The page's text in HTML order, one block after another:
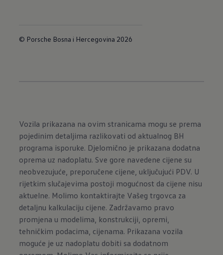
© Porsche Bosna i Hercegovina 2026
Vozila prikazana na ovim stranicama mogu se prema
pojedinim detaljima razlikovati od aktualnog BH
programa isporuke. Djelomično je prikazana dodatna
oprema uz nadoplatu. Sve gore navedene cijene su
neobvezujuće, preporučene cijene, uključujući PDV. U
rijetkim slučajevima postoji mogućnost da cijene nisu
aktuelne. Molimo kontaktirajte Vašeg trgovca za
detaljnu kalkulaciju cijene. Zadržavamo pravo
promjena u modelima, konstrukciji, opremi,
tehničkim podacima, cijenama. Prikazana vozila
moguće je uz nadoplatu dobiti sa dodatnom